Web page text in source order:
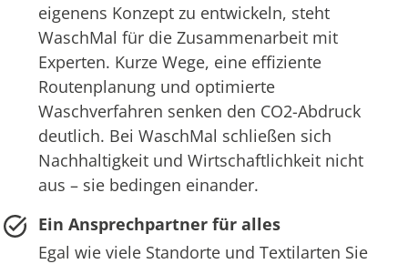
eigenens Konzept zu entwickeln, steht
WaschMal für die Zusammenarbeit mit
Experten. Kurze Wege, eine effiziente
Routenplanung und optimierte
Waschverfahren senken den CO2-Abdruck
deutlich. Bei WaschMal schließen sich
Nachhaltigkeit und Wirtschaftlichkeit nicht
aus – sie bedingen einander.
Ein Ansprechpartner für alles
Egal wie viele Standorte und Textilarten Sie